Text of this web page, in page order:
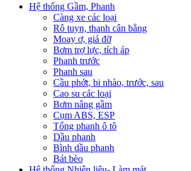
Hệ thống Gầm, Phanh
Càng xe các loại
Rô tuyn, thanh cân bằng
Moay ơ, giá đỡ
Bơm trợ lực, tích áp
Phanh trước
Phanh sau
Cầu phớt, bi nhào, trước, sau
Cao su các loại
Bơm nâng gầm
Cụm ABS, ESP
Tổng phanh ô tô
Dầu phanh
Bình dầu phanh
Bát bèo